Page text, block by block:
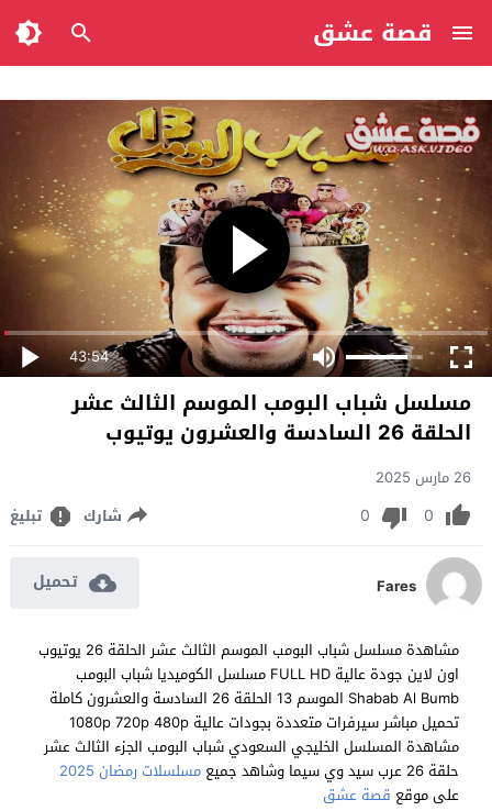
قصة عشق
43:54
مسلسل شباب البومب الموسم الثالث عشر
الحلقة 26 السادسة والعشرون يوتيوب
26 مارس 2025
0
0 شارك تبليغ
Fares تحميل
مشاهدة مسلسل شباب البومب الموسم الثالث عشر الحلقة 26 يوتيوب
اون لاين جودة عالية FULL HD مسلسل الكوميديا شباب البومب
Shabab Al Bumb الموسم 13 الحلقة 26 السادسة والعشرون كاملة
تحميل مباشر سيرفرات متعددة بجودات عالية 1080p 720p 480p
مشاهدة المسلسل الخليجي السعودي شباب البومب الجزء الثالث عشر
حلقة 26 عرب سيد وي سيما وشاهد جميع
مسلسلات رمضان 2025
على موقع قصة عشق